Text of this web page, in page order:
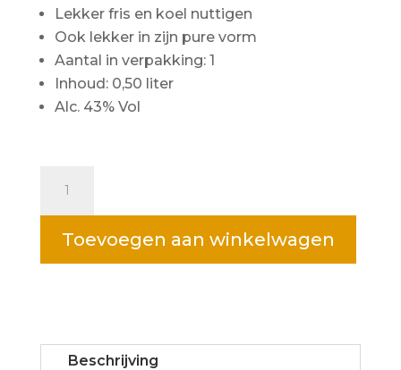
Lekker fris en koel nuttigen
Ook lekker in zijn pure vorm
Aantal in verpakking: 1
Inhoud: 0,50 liter
Alc. 43% Vol
Toevoegen aan winkelwagen
Beschrijving